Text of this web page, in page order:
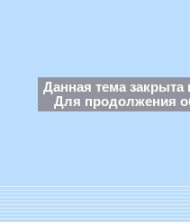
Данная тема закрыта
Для продолжения